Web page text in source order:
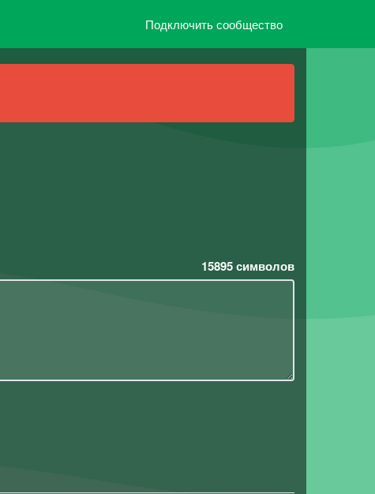
Подключить сообщество
15895символов